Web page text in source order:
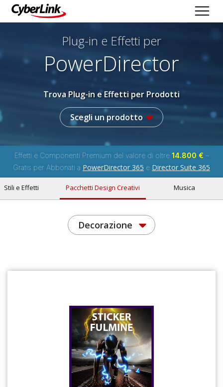
Plug-in e Effetti per
PowerDirector
Trova Plug-in e Effetti per Prodotti
Scegli un prodotto
Effetti e Componenti Premium del valore di oltre 14.800 € –
Gratis per Abbonati a PowerDirector 365 e Director Suite 365
Stili e Effetti Pacchetti Design Creativi Musica
Decorazione